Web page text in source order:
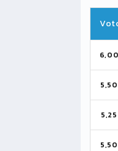
6,00
5,50
5,25
5,50